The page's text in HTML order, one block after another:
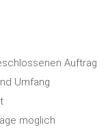
Auftrag
Umfang
möglich